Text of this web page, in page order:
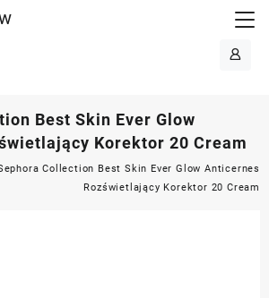
Best Skin Ever Glow
Korektor 20 Cream
Collection Best Skin Ever Glow Anticernes
Rozświetlający Korektor 20 Cream